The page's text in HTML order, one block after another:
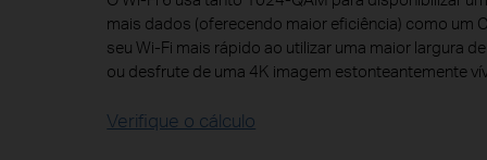
mais dados (oferecendo maior eficiência) como um
seu Wi-Fi mais rápido ao utilizar uma maior largura
ou desfrute de uma 4K imagem estonteantemente
Verifique o cálculo